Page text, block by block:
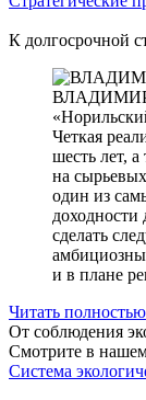
К долгосрочной
Четкая
шесть лет,
на
один из
сделать
и в плане
Читать полностью
От соблюдения
Смотрите в нашем
Система